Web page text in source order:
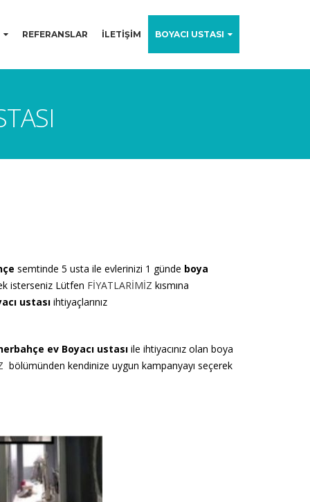
REFERANSLAR İLETİŞİM BOYACI USTASI
semtinde 5 usta ile evlerinizi 1 günde boya
isterseniz Lütfen FİYATLARİMİZ kısmına
ustası ihtiyaçlarınız
ev Boyacı ustası ile ihtiyacınız olan boya
bölümünden kendinize uygun kampanyayı seçerek